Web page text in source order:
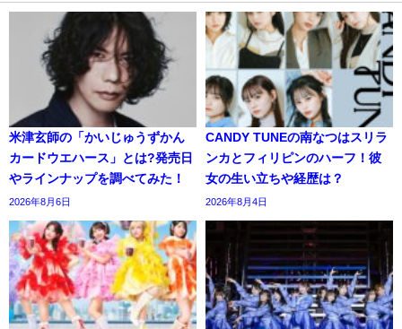
米津玄師の「かいじゅうずかん
カードウエハース」とは?発売日
やラインナップを調べてみた！
2026年8月6日
CANDY TUNEの南なつはスリラ
ンカとフィリピンのハーフ！彼
女の生い立ちや経歴は？
2026年8月4日